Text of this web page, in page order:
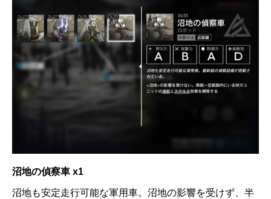
沼地の偵察車 x1
沼地も安定走行可能な軍用車。沼地の影響を受けず、半